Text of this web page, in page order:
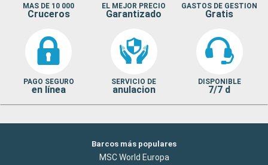
MAS DE 10 000
Cruceros
EL MEJOR PRECIO
Garantizado
GASTOS DE GESTION
Gratis
PAGO SEGURO
en línea
SERVICIO DE
anulacion
DISPONIBLE
7/7 d
Barcos más populares
MSC World Europa